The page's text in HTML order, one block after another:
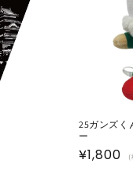
25ガンズく
ー
通
¥1,800